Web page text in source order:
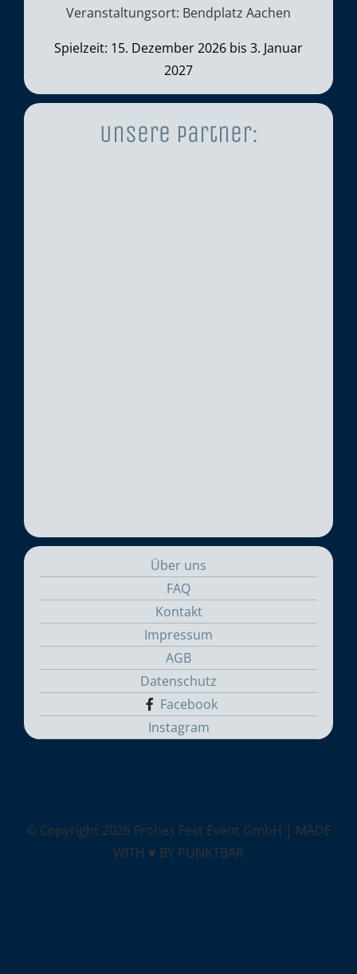
Veranstaltungsort: Bendplatz Aachen
Spielzeit: 15. Dezember 2026 bis 3. Januar
2027
Unsere Partner:
Über uns
FAQ
Kontakt
Impressum
AGB
Datenschutz
Facebook
Instagram
© Copyright 2026 Frohes Fest Event GmbH | MADE
WITH ♥ BY PUNKTBAR